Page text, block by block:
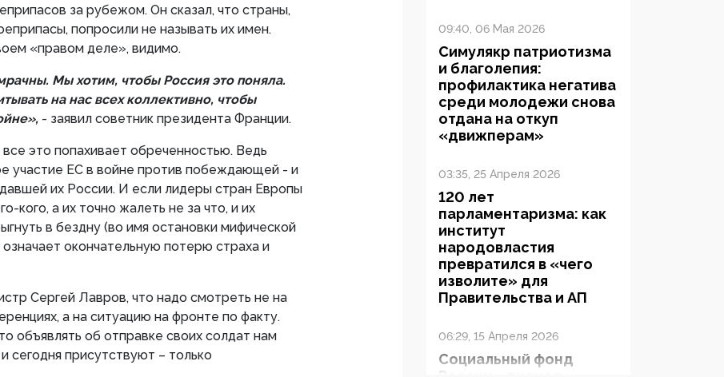
за рубежом. Он сказал, что страны,
попросили не называть их имен.
«правом деле», видимо.
Мы хотим, чтобы Россия это поняла.
на нас всех коллективно, чтобы
- заявил советник президента Франции.
это попахивает обреченностью. Ведь
участие ЕС в войне против побеждающей - и
их России. И если лидеры стран Европы
кого, а их точно жалеть не за что, и их
в бездну (во имя остановки мифической
окончательную потерю страха и
Сергей Лавров, что надо смотреть не на
а на ситуацию на фронте по факту.
объявлять об отправке своих солдат нам
сегодня присутствуют – только
09:40, 06 Мая 2026
Симулякр патриотизма
и благолепия:
профилактика негатива
среди молодежи снова
отдана на откуп
«движперам»
03:35, 25 Апреля 2026
120 лет
парламентаризма: как
институт
народовластия
превратился в «чего
изволите» для
Правительства и АП
06:29, 15 Апреля 2026
Социальный фонд